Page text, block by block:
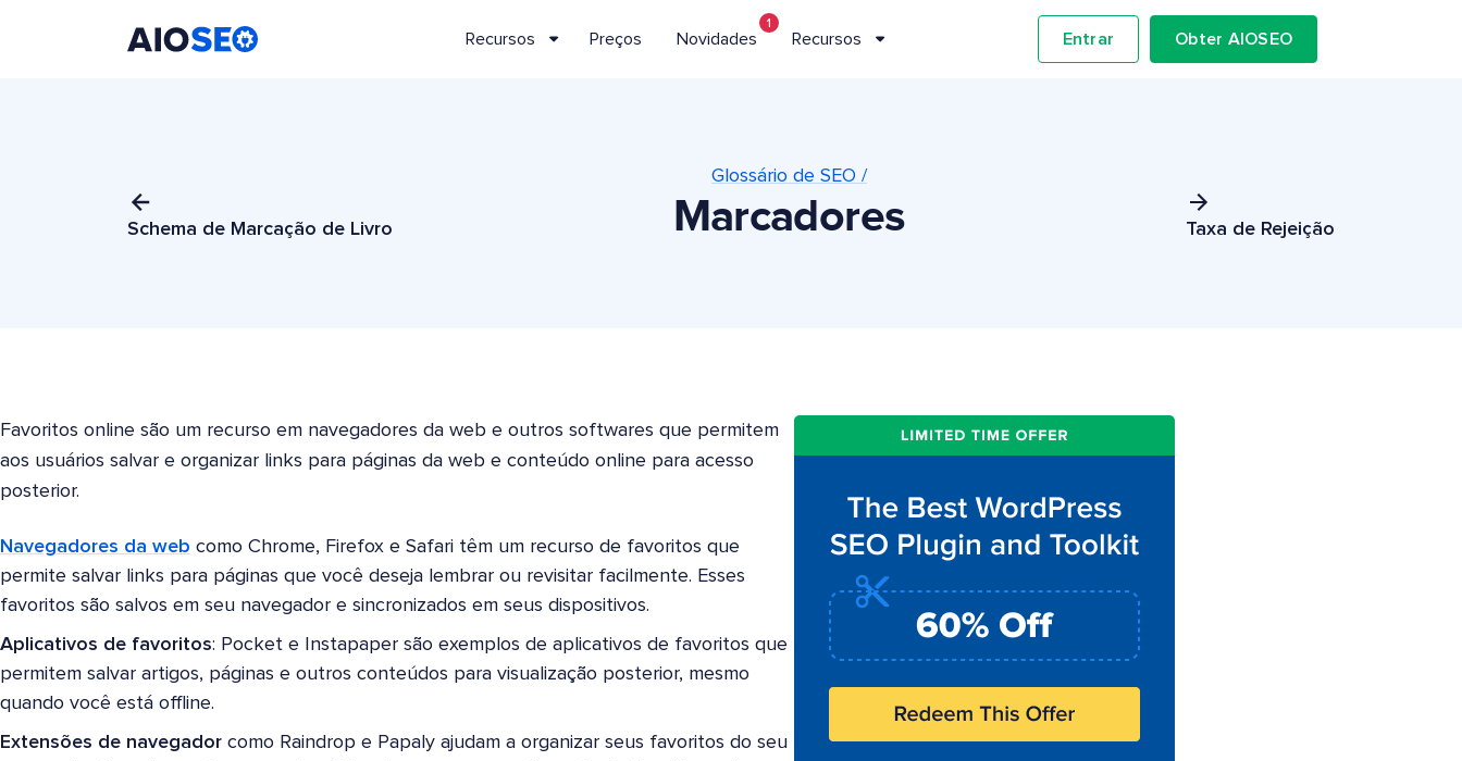
Recursos Preços Novidades
1
Recursos Entrar Obter AIOSEO
Schema de Marcação de Livro
Glossário de SEO /
Marcadores Taxa de Rejeição
Favoritos online são um recurso em navegadores da web e outros softwares que permitem
aos usuários salvar e organizar links para páginas da web e conteúdo online para acesso
posterior.
Navegadores da web como Chrome, Firefox e Safari têm um recurso de favoritos que
permite salvar links para páginas que você deseja lembrar ou revisitar facilmente. Esses
favoritos são salvos em seu navegador e sincronizados em seus dispositivos.
Aplicativos de favoritos: Pocket e Instapaper são exemplos de aplicativos de favoritos que
permitem salvar artigos, páginas e outros conteúdos para visualização posterior, mesmo
quando você está offline.
Extensões de navegador como Raindrop e Papaly ajudam a organizar seus favoritos do seu